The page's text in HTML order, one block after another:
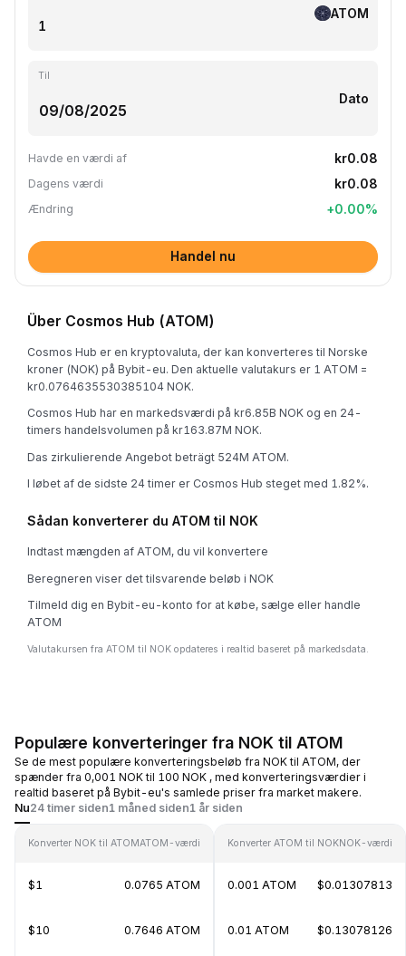
ATOM
Til
Dato
Havde en værdi af kr0.08
Dagens værdi kr0.08
Ændring +0.00%
Handel nu
Über Cosmos Hub (ATOM)
Cosmos Hub er en kryptovaluta, der kan konverteres til Norske
kroner (NOK) på Bybit-eu. Den aktuelle valutakurs er 1 ATOM =
kr0.0764635530385104 NOK.
Cosmos Hub har en markedsværdi på kr6.85B NOK og en 24-
timers handelsvolumen på kr163.87M NOK.
Das zirkulierende Angebot beträgt 524M ATOM.
I løbet af de sidste 24 timer er Cosmos Hub steget med 1.82%.
Sådan konverterer du ATOM til NOK
Indtast mængden af ATOM, du vil konvertere
Beregneren viser det tilsvarende beløb i NOK
Tilmeld dig en Bybit-eu-konto for at købe, sælge eller handle
ATOM
Valutakursen fra ATOM til NOK opdateres i realtid baseret på markedsdata.
Populære konverteringer fra NOK til ATOM
Se de mest populære konverteringsbeløb fra NOK til ATOM, der
spænder fra 0,001 NOK til 100 NOK , med konverteringsværdier i
realtid baseret på Bybit-eu's samlede priser fra market makere.
Nu24 timer siden1 måned siden1 år siden
Konverter NOK til ATOMATOM-værdi
$1 0.0765 ATOM
$10 0.7646 ATOM
Konverter ATOM til NOKNOK-værdi
0.001 ATOM $0.01307813
0.01 ATOM $0.13078126